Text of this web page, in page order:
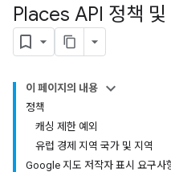
Places API 정책 및
이 페이지의 내용
정책
캐싱 제한 예외
유럽 경제 지역 국가 및 지역
Google 지도 저작자 표시 요구사